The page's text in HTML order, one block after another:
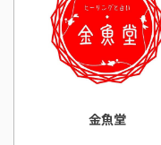
金魚堂